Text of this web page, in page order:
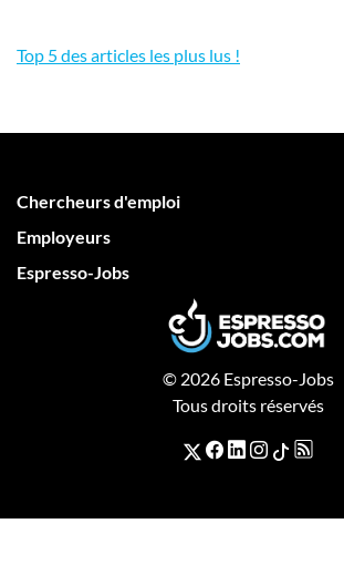
Top 5 des articles les plus lus !
Chercheurs d'emploi
Employeurs
Espresso-Jobs
© 2026 Espresso-Jobs
Tous droits réservés